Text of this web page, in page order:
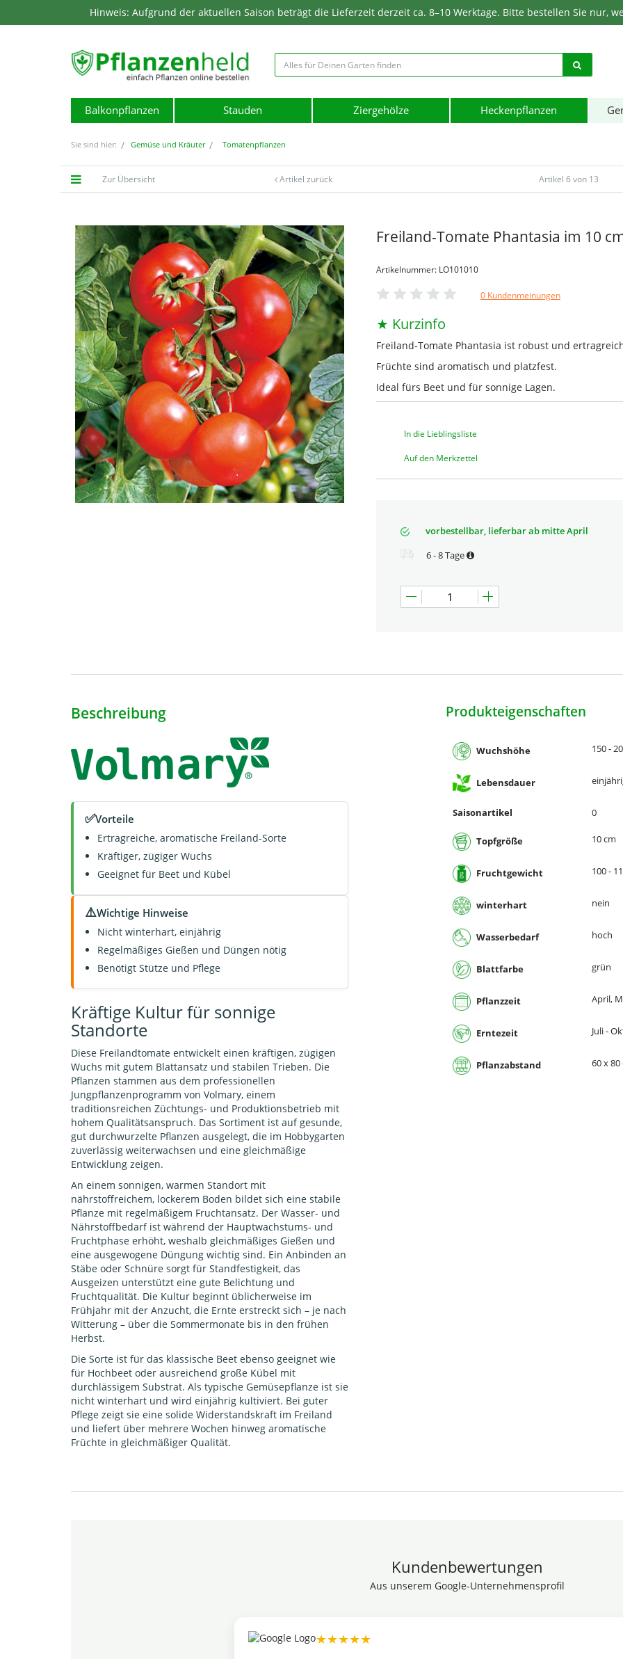
Hinweis: Aufgrund der aktuellen Saison beträgt die Lieferzeit derzeit ca. 8–10 Werktage. Bitte bestellen Sie nur,
Balkonpflanzen Stauden Ziergehölze Heckenpflanzen
Sie sind hier: Gemüse und Kräuter Tomatenpflanzen
Zur Übersicht Artikel zurück Artikel 6 von 13
Freiland-Tomate Phantasia im 10
Artikelnummer: LO101010
0 Kundenmeinungen
★ Kurzinfo
Freiland-Tomate Phantasia ist robust und
Früchte sind aromatisch und platzfest.
Ideal fürs Beet und für sonnige Lagen.
In die Lieblingsliste
Auf den Merkzettel
vorbestellbar, lieferbar ab mitte April
6 - 8 Tage
Beschreibung
✅Vorteile
Ertragreiche, aromatische Freiland-Sorte
Kräftiger, zügiger Wuchs
Geeignet für Beet und Kübel
⚠️Wichtige Hinweise
Nicht winterhart, einjährig
Regelmäßiges Gießen und Düngen nötig
Benötigt Stütze und Pflege
Kräftige Kultur für sonnige
Standorte
Diese Freilandtomate entwickelt einen kräftigen, zügigen
Wuchs mit gutem Blattansatz und stabilen Trieben. Die
Pflanzen stammen aus dem professionellen
Jungpflanzenprogramm von Volmary, einem
traditionsreichen Züchtungs- und Produktionsbetrieb mit
hohem Qualitätsanspruch. Das Sortiment ist auf gesunde,
gut durchwurzelte Pflanzen ausgelegt, die im Hobbygarten
zuverlässig weiterwachsen und eine gleichmäßige
Entwicklung zeigen.
An einem sonnigen, warmen Standort mit
nährstoffreichem, lockerem Boden bildet sich eine stabile
Pflanze mit regelmäßigem Fruchtansatz. Der Wasser- und
Nährstoffbedarf ist während der Hauptwachstums- und
Fruchtphase erhöht, weshalb gleichmäßiges Gießen und
eine ausgewogene Düngung wichtig sind. Ein Anbinden an
Stäbe oder Schnüre sorgt für Standfestigkeit, das
Ausgeizen unterstützt eine gute Belichtung und
Fruchtqualität. Die Kultur beginnt üblicherweise im
Frühjahr mit der Anzucht, die Ernte erstreckt sich – je nach
Witterung – über die Sommermonate bis in den frühen
Herbst.
Die Sorte ist für das klassische Beet ebenso geeignet wie
für Hochbeet oder ausreichend große Kübel mit
durchlässigem Substrat. Als typische Gemüsepflanze ist sie
nicht winterhart und wird einjährig kultiviert. Bei guter
Pflege zeigt sie eine solide Widerstandskraft im Freiland
und liefert über mehrere Wochen hinweg aromatische
Früchte in gleichmäßiger Qualität.
Produkteigenschaften
Wuchshöhe 150 -
Lebensdauer
Saisonartikel 0
Topfgröße 10 cm
Fruchtgewicht 100 -
winterhart nein
Wasserbedarf hoch
Blattfarbe grün
Pflanzzeit April,
Erntezeit Juli -
Pflanzabstand 60 x 80
Kundenbewertungen
Aus unserem Google-Unternehmensprofil